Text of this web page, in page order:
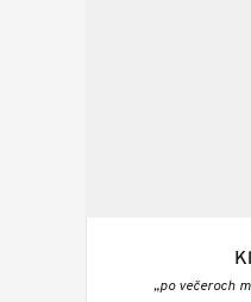
„po večeroch